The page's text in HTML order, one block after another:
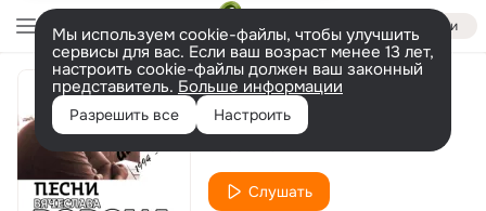
Войти
Мы используем cookie-файлы, чтобы улучшить
сервисы для вас. Если ваш возраст менее 13 лет,
настроить cookie-файлы должен ваш законный
представитель. Больше информации
Разрешить все Настроить
Лучшее
Слушать